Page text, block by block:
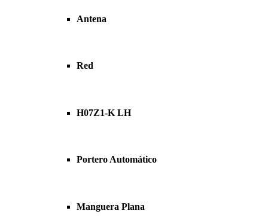
Antena
Red
H07Z1-K LH
Portero Automático
Manguera Plana